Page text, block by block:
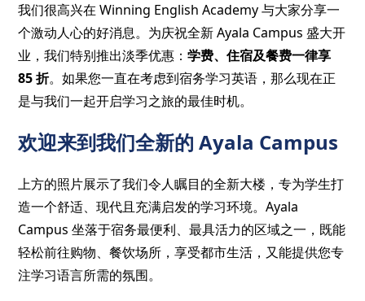
我们很高兴在 Winning English Academy 与大家分享一
个激动人心的好消息。为庆祝全新 Ayala Campus 盛大开
业，我们特别推出淡季优惠：学费、住宿及餐费一律享
85 折。如果您一直在考虑到宿务学习英语，那么现在正
是与我们一起开启学习之旅的最佳时机。
欢迎来到我们全新的 Ayala Campus
上方的照片展示了我们令人瞩目的全新大楼，专为学生打
造一个舒适、现代且充满启发的学习环境。Ayala
Campus 坐落于宿务最便利、最具活力的区域之一，既能
轻松前往购物、餐饮场所，享受都市生活，又能提供您专
注学习语言所需的氛围。